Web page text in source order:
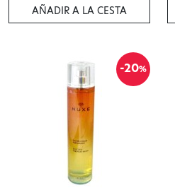
AÑADIR A LA CESTA
-20%